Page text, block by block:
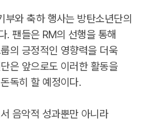
부와 축하 행사는 방탄소년단의
. 팬들은 RM의 선행을 통해
의 긍정적인 영향력을 더욱
은 앞으로도 이러한 활동을
독히 할 예정이다.
음악적 성과뿐만 아니라